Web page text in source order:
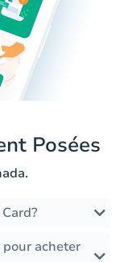
Posées
acheter